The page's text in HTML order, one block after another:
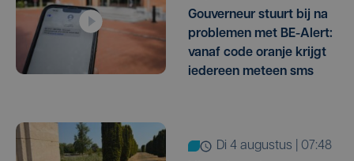
Gouverneur stuurt bij na
problemen met BE-Alert:
vanaf code oranje krijgt
iedereen meteen sms
di 4 augustus | 07:48